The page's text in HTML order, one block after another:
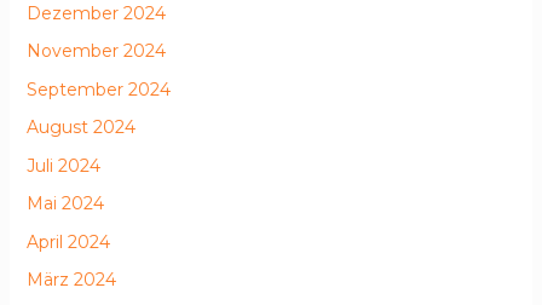
Dezember 2024
November 2024
September 2024
August 2024
Juli 2024
Mai 2024
April 2024
März 2024